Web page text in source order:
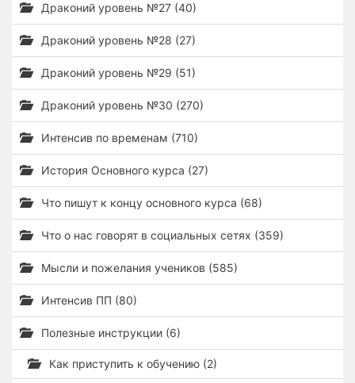
Драконий уровень №27 (40)
Драконий уровень №28 (27)
Драконий уровень №29 (51)
Драконий уровень №30 (270)
Интенсив по временам (710)
История Основного курса (27)
Что пишут к концу основного курса (68)
Что о нас говорят в социальных сетях (359)
Мысли и пожелания учеников (585)
Интенсив ПП (80)
Полезные инструкции (6)
Как приступить к обучению (2)